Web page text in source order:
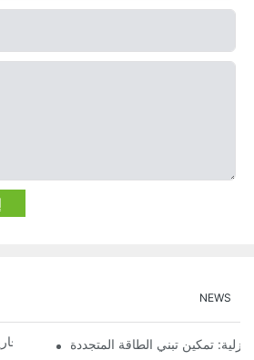
NEWS
مستقبل تخزين البطاريات
تمكين تبني الطاقة المتجددة